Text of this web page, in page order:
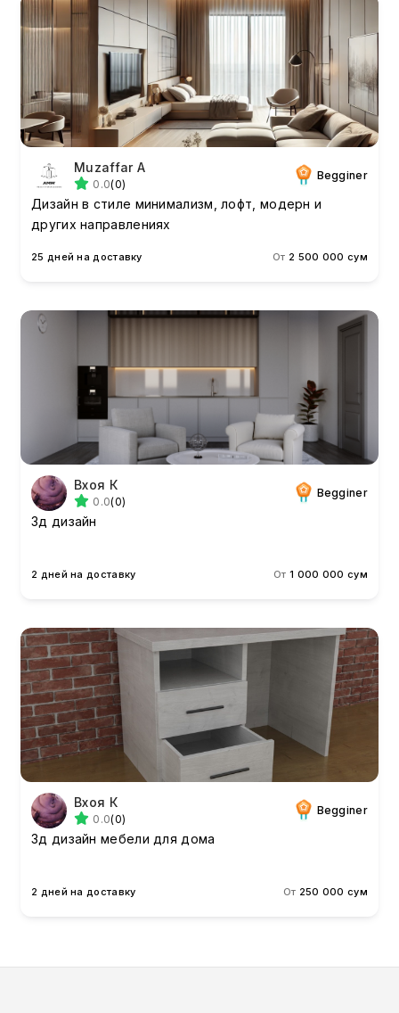
Muzaffar A
0.0(0)
Begginer
Дизайн в стиле минимализм, лофт, модерн и
других направлениях
25 дней на доставку От 2 500 000 сум
Вхоя К
0.0(0)
Begginer
3д дизайн
2 дней на доставку От1 000 000 сум
Вхоя К
0.0(0)
Begginer
3д дизайн мебели для дома
2 дней на доставку От 250 000 сум